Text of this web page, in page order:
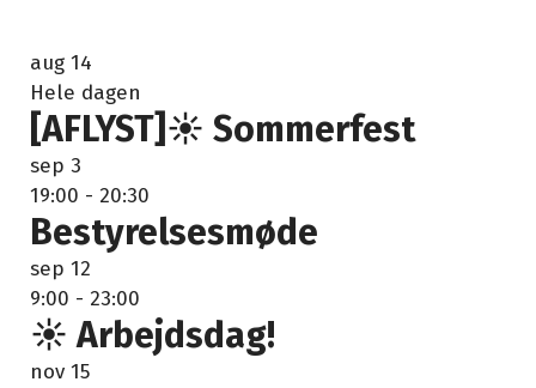
aug 14
Hele dagen
[AFLYST]☀️ Sommerfest
sep 3
19:00 - 20:30
Bestyrelsesmøde
sep 12
9:00 - 23:00
☀️ Arbejdsdag!
nov 15